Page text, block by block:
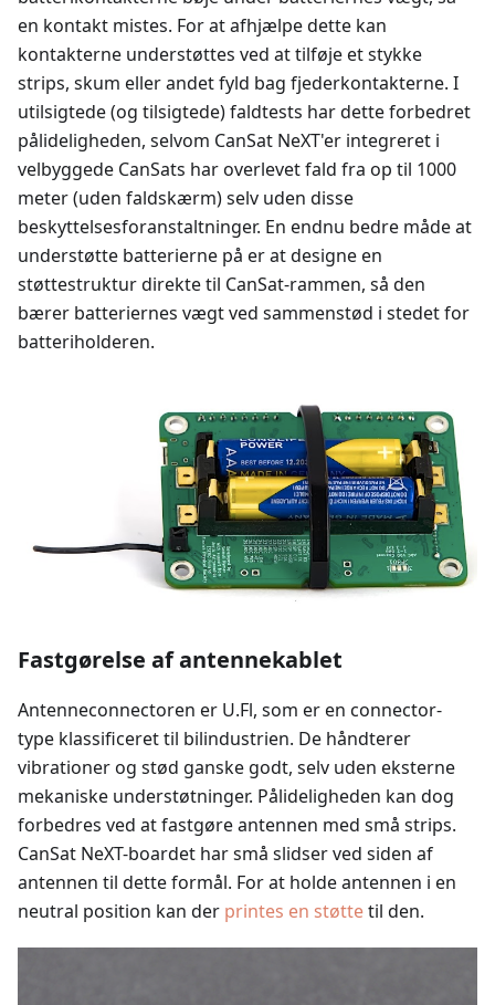
en kontakt mistes. For at afhjælpe dette kan
kontakterne understøttes ved at tilføje et stykke
strips, skum eller andet fyld bag fjederkontakterne. I
utilsigtede (og tilsigtede) faldtests har dette forbedret
pålideligheden, selvom CanSat NeXT'er integreret i
velbyggede CanSats har overlevet fald fra op til 1000
meter (uden faldskærm) selv uden disse
beskyttelsesforanstaltninger. En endnu bedre måde at
understøtte batterierne på er at designe en
støttestruktur direkte til CanSat-rammen, så den
bærer batteriernes vægt ved sammenstød i stedet for
batteriholderen.
Fastgørelse af antennekablet
Antenneconnectoren er U.Fl, som er en connector-
type klassificeret til bilindustrien. De håndterer
vibrationer og stød ganske godt, selv uden eksterne
mekaniske understøtninger. Pålideligheden kan dog
forbedres ved at fastgøre antennen med små strips.
CanSat NeXT-boardet har små slidser ved siden af
antennen til dette formål. For at holde antennen i en
neutral position kan der printes en støttetil den.